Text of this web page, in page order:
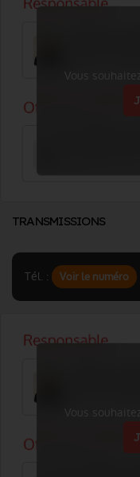
Vous
TRANSMISSIONS
Tél. : Voir le numéro
Vous